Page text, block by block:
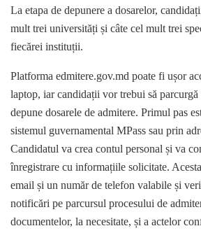
La etapa de depunere a dosarelor,
mult trei universități și câte cel mult trei
fiecărei instituții.
Platforma edmitere.gov.md poate fi ușor
laptop, iar candidații vor trebui să parcurgă
depune dosarele de admitere. Primul pas
sistemul guvernamental MPass sau prin
Candidatul va crea contul personal și va
înregistrare cu informațiile solicitate.
email și un număr de telefon valabile și
notificări pe parcursul procesului de
documentelor, la necesitate, și a actelor